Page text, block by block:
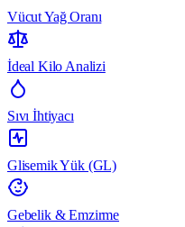
Vücut Yağ Oranı
İdeal Kilo Analizi
Sıvı İhtiyacı
Glisemik Yük (GL)
Gebelik & Emzirme